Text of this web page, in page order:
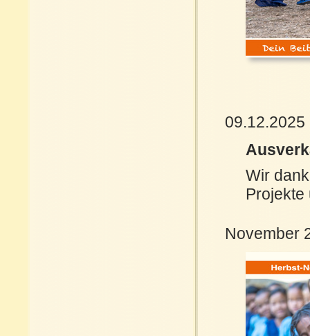
09.12.2025
Wir
Projekte
November